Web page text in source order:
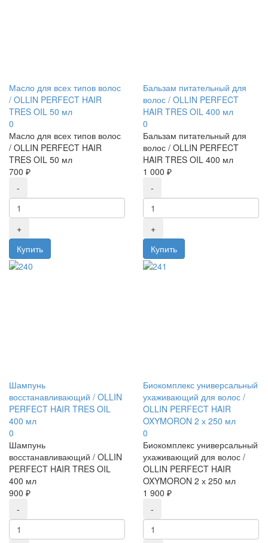
Масло для всех типов волос
/ OLLIN PERFECT HAIR
TRES OIL 50 мл
0
Масло для всех типов волос
/ OLLIN PERFECT HAIR
TRES OIL 50 мл
700 ₽
Бальзам питательный для
волос / OLLIN PERFECT
HAIR TRES OIL 400 мл
0
Бальзам питательный для
волос / OLLIN PERFECT
HAIR TRES OIL 400 мл
1 000 ₽
Шампунь
восстанавливающий / OLLIN
PERFECT HAIR TRES OIL
400 мл
0
Шампунь
восстанавливающий / OLLIN
PERFECT HAIR TRES OIL
400 мл
900 ₽
Биокомплекс универсальный
ухаживающий для волос /
OLLIN PERFECT HAIR
OXYMORON 2 х 250 мл
0
Биокомплекс универсальный
ухаживающий для волос /
OLLIN PERFECT HAIR
OXYMORON 2 х 250 мл
1 900 ₽